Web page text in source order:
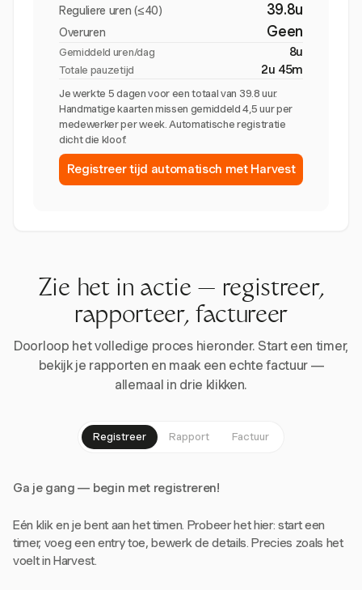
Reguliere uren (≤40) 39.8u
Overuren Geen
Gemiddeld uren/dag 8u
Totale pauzetijd 2u 45m
Je werkte 5 dagen voor een totaal van 39.8 uur.
Handmatige kaarten missen gemiddeld 4,5 uur per
medewerker per week. Automatische registratie
dicht die kloof.
Registreer tijd automatisch met Harvest
Zie het in actie — registreer,
rapporteer, factureer
Doorloop het volledige proces hieronder. Start een timer,
bekijk je rapporten en maak een echte factuur —
allemaal in drie klikken.
Registreer Rapport Factuur
Ga je gang — begin met registreren!
Eén klik en je bent aan het timen. Probeer het hier: start een
timer, voeg een entry toe, bewerk de details. Precies zoals het
voelt in Harvest.